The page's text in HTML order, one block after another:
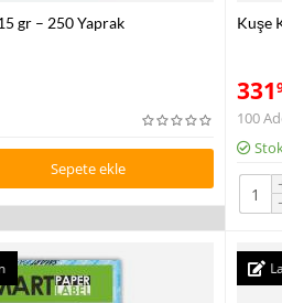
gr – 250 Yaprak
Sepete ekle
Kuşe
331
100